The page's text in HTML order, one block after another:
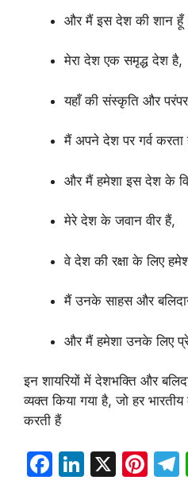
और मैं इस देश की शान
मेरा देश एक समृद्ध देश है,
यहाँ की संस्कृति और
मैं अपने देश पर गर्व करता
और मैं हमेशा इस देश के
मेरे देश के जवान वीर हैं,
वे देश की रक्षा के लिए
मैं उनके साहस और
और मैं हमेशा उनके लिए
इन शायरियों में देशभक्ति और
व्यक्त किया गया है, जो हर
करती हैं
F
Li X
Pi